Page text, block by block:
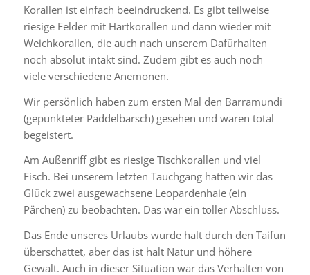
Korallen ist einfach beeindruckend. Es gibt teilweise
riesige Felder mit Hartkorallen und dann wieder mit
Weichkorallen, die auch nach unserem Dafürhalten
noch absolut intakt sind. Zudem gibt es auch noch
viele verschiedene Anemonen.
Wir persönlich haben zum ersten Mal den Barramundi
(gepunkteter Paddelbarsch) gesehen und waren total
begeistert.
Am Außenriff gibt es riesige Tischkorallen und viel
Fisch. Bei unserem letzten Tauchgang hatten wir das
Glück zwei ausgewachsene Leopardenhaie (ein
Pärchen) zu beobachten. Das war ein toller Abschluss.
Das Ende unseres Urlaubs wurde halt durch den Taifun
überschattet, aber das ist halt Natur und höhere
Gewalt. Auch in dieser Situation war das Verhalten von